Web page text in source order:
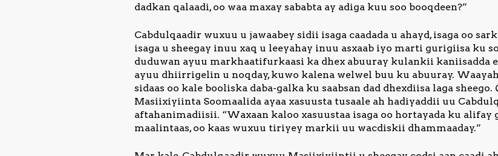
dadkan qalaadi, oo waa maxay sababta ay adiga kuu soo booqdeen?”
Cabdulqaadir wuxuu u jawaabey sidii isaga caadada u ahayd, isaga oo
isaga u sheegay inuu xaq u leeyahay inuu asxaab iyo marti gurigiisa ku
duduwan ayuu markhaatifurkaasi ka dhex abuuray kulankii kaniisadda
ayuu dhiirrigelin u noqday, kuwo kalena welwel buu ku abuuray.
sidaas oo kale booliska daba-galka ku saabsan dad dhexdiisa laga
Masiixiyiinta Soomaalida ayaa xasuusta tusaale ah hadiyaddii uu
aftahanimadiisii. “Waxaan kaloo xasuustaa isaga oo hortayada ku alifay
maalintaas, oo kaas wuxuu tiriyey markii uu wacdiskii dhammaaday.”